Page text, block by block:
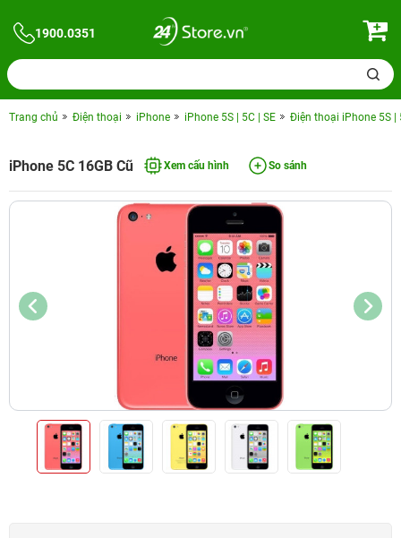
1900.0351
Trang chủ Điện thoại iPhone iPhone 5S | 5C | SE Điện thoại iPhone 5S |
iPhone 5C 16GB Cũ Xem cấu hình So sánh